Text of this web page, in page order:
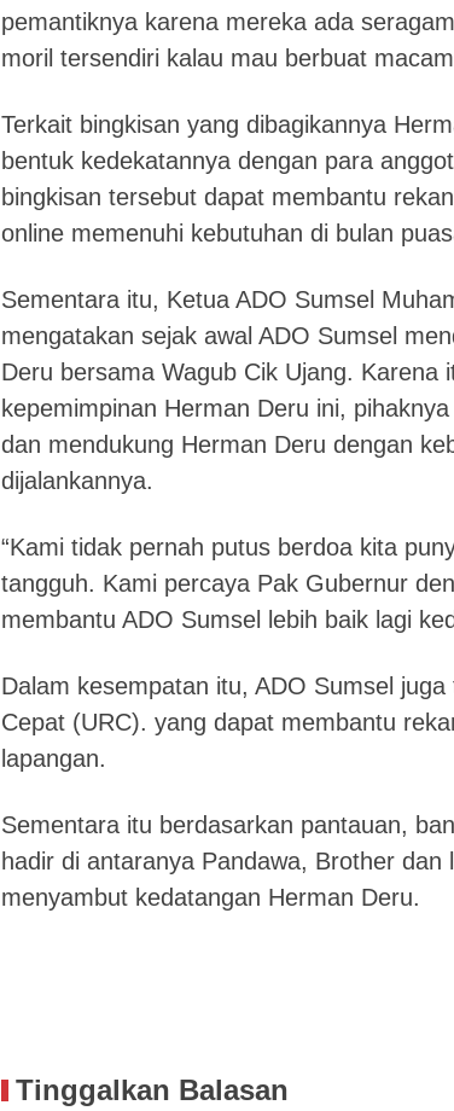
pemantiknya karena mereka ada
moril tersendiri kalau mau berbuat
Terkait bingkisan yang dibagikannya
bentuk kedekatannya dengan para
bingkisan tersebut dapat membantu
online memenuhi kebutuhan di bulan
Sementara itu, Ketua ADO Sumsel
mengatakan sejak awal ADO Sumsel
Deru bersama Wagub Cik Ujang. Karena
kepemimpinan Herman Deru ini,
dan mendukung Herman Deru dengan
dijalankannya.
“Kami tidak pernah putus berdoa kita
tangguh. Kami percaya Pak Gubernur
membantu ADO Sumsel lebih baik lagi
Dalam kesempatan itu, ADO Sumsel
Cepat (URC). yang dapat membantu
lapangan.
Sementara itu berdasarkan pantauan,
hadir di antaranya Pandawa, Brother
menyambut kedatangan Herman Deru.
Tinggalkan Balasan